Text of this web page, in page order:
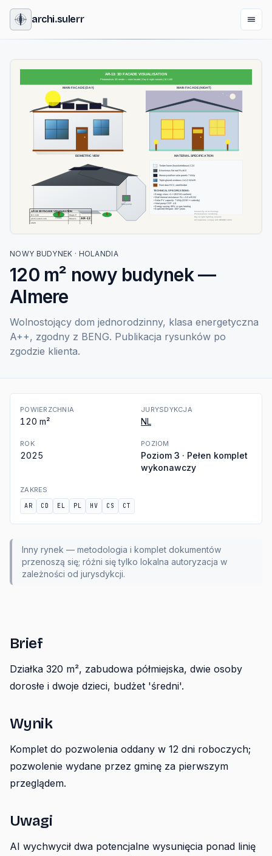
archi.sulerr
NOWY BUDYNEK · HOLANDIA
120 m² nowy budynek —
Almere
Wolnostojący dom jednorodzinny, klasa energetyczna
A++, zgodny z BENG. Publikacja rysunków po
zgodzie klienta.
POWIERZCHNIA
120 m²
JURYSDYKCJA
NL
ROK
2025
POZIOM
Poziom 3 · Pełen komplet
wykonawczy
ZAKRES
AR CD EL PL HV CS CT
Inny rynek — metodologia i komplet dokumentów
przenoszą się; różni się tylko lokalna autoryzacja w
zależności od jurysdykcji.
Brief
Działka 320 m², zabudowa półmiejska, dwie osoby
dorosłe i dwoje dzieci, budżet 'średni'.
Wynik
Komplet do pozwolenia oddany w 12 dni roboczych;
pozwolenie wydane przez gminę za pierwszym
przeglądem.
Uwagi
AI wychwycił dwa potencjalne wysunięcia ponad linię